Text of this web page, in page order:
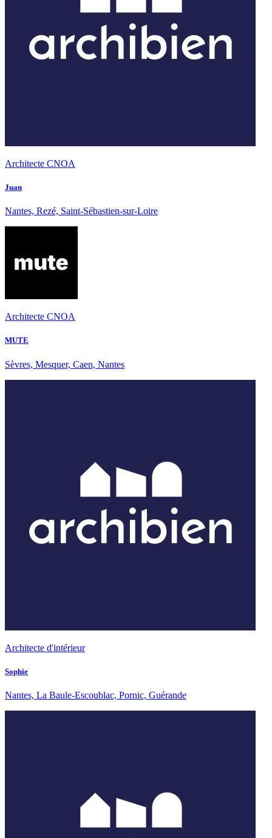
Architecte CNOA
Juan
Nantes, Rezé, Saint-Sébastien-sur-Loire
Architecte CNOA
MUTE
Sèvres, Mesquer, Caen, Nantes
Architecte d'intérieur
Sophie
Nantes, La Baule-Escoublac, Pornic, Guérande